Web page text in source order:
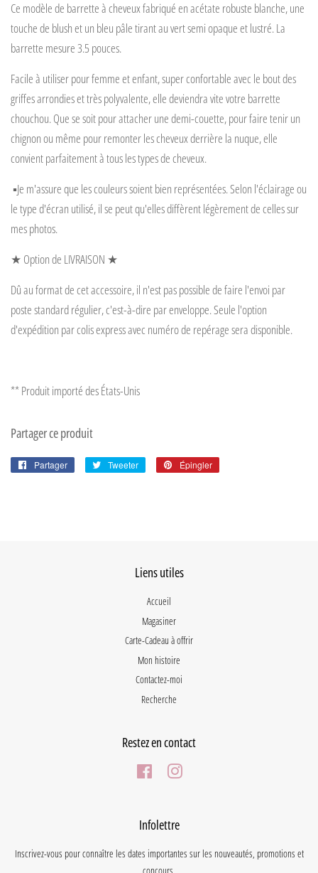
Ce modèle de barrette à cheveux fabriqué en acétate robuste blanche, une
touche de blush et un bleu pâle tirant au vert semi opaque et lustré. La
barrette mesure 3.5 pouces.
Facile à utiliser pour femme et enfant, super confortable avec le bout des
griffes arrondies et très polyvalente, elle deviendra vite votre barrette
chouchou. Que se soit pour attacher une demi-couette, pour faire tenir un
chignon ou même pour remonter les cheveux derrière la nuque, elle
convient parfaitement à tous les types de cheveux.
▪️Je m'assure que les couleurs soient bien représentées. Selon l'éclairage ou
le type d'écran utilisé, il se peut qu'elles diffèrent légèrement de celles sur
mes photos.
★ Option de LIVRAISON ★
Dû au format de cet accessoire, il n'est pas possible de faire l'envoi par
poste standard régulier, c'est-à-dire par enveloppe. Seule l'option
d'expédition par colis express avec numéro de repérage seradisponible.
** Produit importé des États-Unis
Partager ce produit
Partager
Partager Tweeter
Tweeter
Épingler
Liens utiles
Accueil
Magasiner
Carte-Cadeau à offrir
Mon histoire
Contactez-moi
Recherche
Restez en contact
FacebookInstagram
Infolettre
Inscrivez-vous pour connaître les dates importantes sur les nouveautés, promotions et
concours.